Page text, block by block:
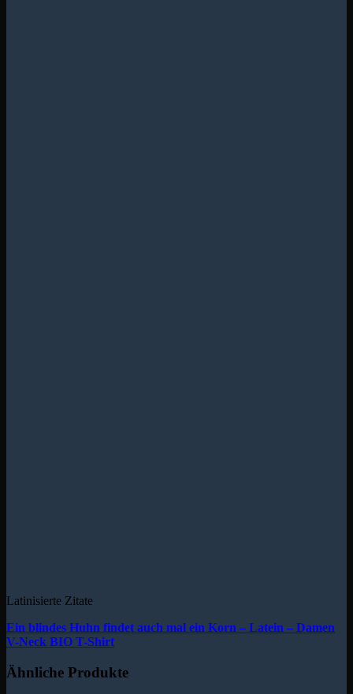
Latinisierte Zitate
Ein blindes Huhn findet auch mal ein Korn – Latein – Damen
V-Neck BIO T-Shirt
Ähnliche Produkte